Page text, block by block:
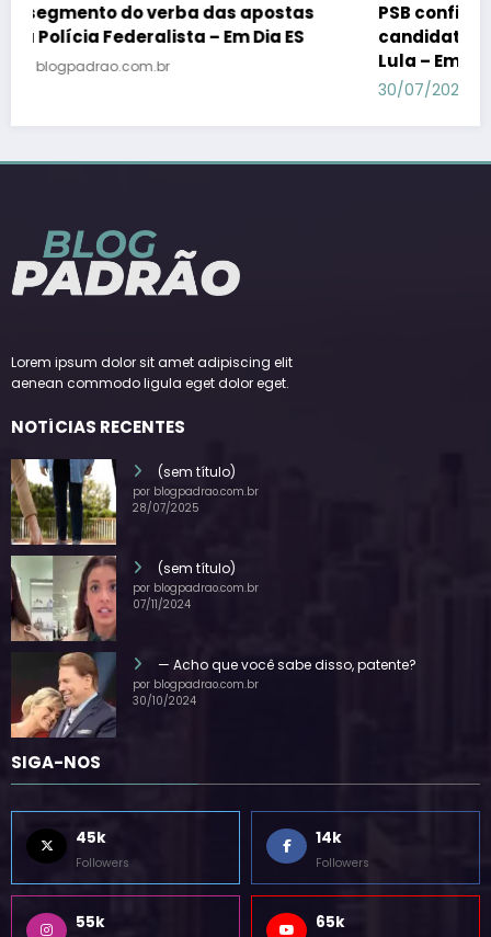
PSB confirma Geraldo Alckmin porquê
candidato a vice-presidente na fórmula com
Lula – Em Dia ES
Lorem ipsum dolor sit amet adipiscing elit
(sem título)
por blogpadrao.com.br
(sem título)
por blogpadrao.com.br
— Acho que você sabe disso, patente?
por blogpadrao.com.br
SIGA-NOS
45k
Followers
14k
Followers